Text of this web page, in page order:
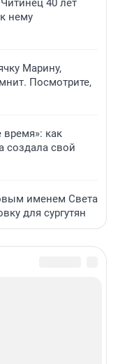
40 лет
нему
Марину,
Посмотрите,
как
создала свой
именем Света
для сургутян